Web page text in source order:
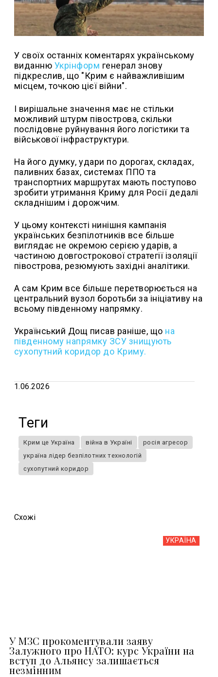
У своїх останніх коментарях українському
виданню Укрінформ генерал знову
підкреслив, що "Крим є найважливішим
місцем, точкою цієї війни".
І вирішальне значення має не стільки
можливий штурм півострова, скільки
послідовне руйнування його логістики та
військової інфраструктури.
На його думку, удари по дорогах, складах,
паливних базах, системах ППО та
транспортних маршрутах мають поступово
зробити утримання Криму для Росії дедалі
складнішим і дорожчим.
У цьому контексті нинішня кампанія
українських безпілотників все більше
виглядає не окремою серією ударів, а
частиною довгострокової стратегії ізоляції
півострова, резюмують західні аналітики.
А сам Крим все більше перетворюється на
центральний вузол боротьби за ініціативу на
всьому південному напрямку.
Український Дощ писав раніше, що на
південному напрямку ЗСУ знищують
сухопутний коридор до Криму.
1.06.2026
Теги
Крим це Україна війна в Україні
росія агресор
україна лідер безпілотних технологій
сухопутний коридор
Схожi
УКРАЇНА
У МЗС прокоментували заяву
Залужного про НАТО: курс України на
вступ до Альянсу залишається
незмінним